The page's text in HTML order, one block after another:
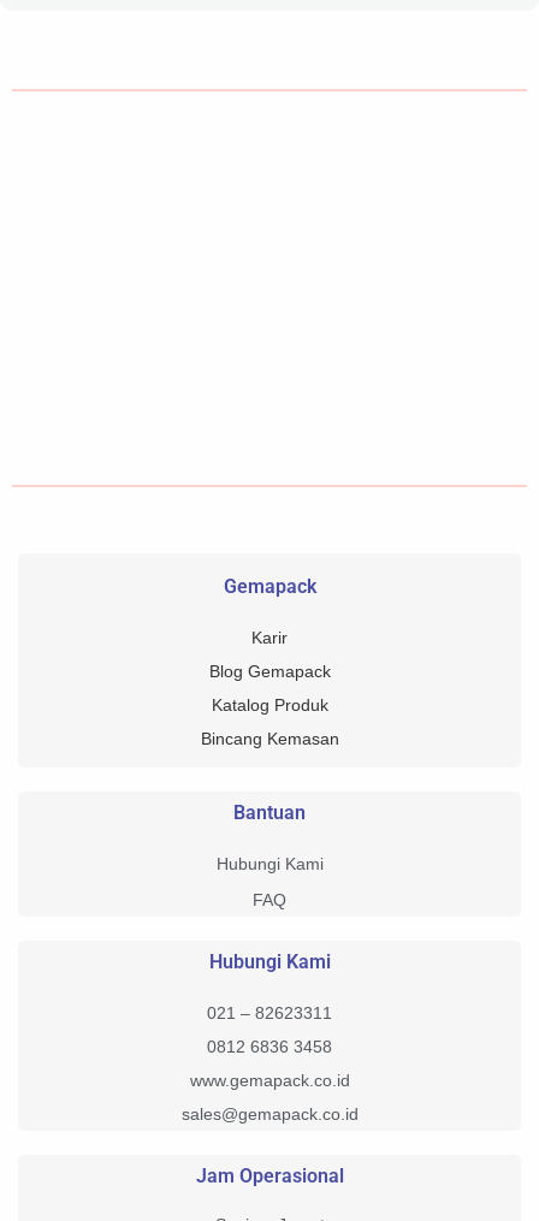
Gemapack
Karir
Blog Gemapack
Katalog Produk
Bincang Kemasan
Bantuan
Hubungi Kami
FAQ
Hubungi Kami
021 – 82623311
0812 6836 3458
www.gemapack.co.id
sales@gemapack.co.id
Jam Operasional